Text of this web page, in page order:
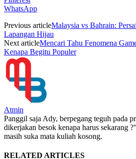
WhatsApp
Previous articleMalaysia vs Bahrain:
Lapangan Hijau
Next articleMencari Tahu Fenomena
Kenapa Begitu Populer
Atmin
Panggil saja Ady, berpegang teguh pada
dikerjakan besok kenapa harus sekarang
masih suka mata kuliah kosong.
RELATED ARTICLES